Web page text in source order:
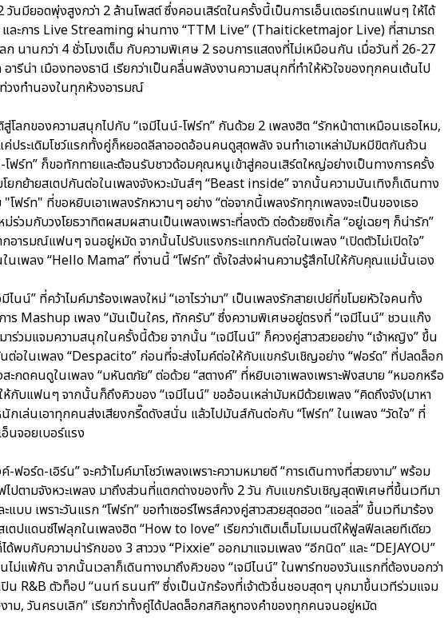
วันมียอดพุ่งสูงกว่า 2 ล้านโพสต์ ซึ่งคอนเสิร์ตในครั้งนี้เป็นการเอ็นเตอร์เทนแฟนๆ ให้ได้
ละการ Live Streaming ผ่านทาง “TTM Live” (Thaiticketmajor Live) ที่สามารถ
นานกว่า 4 ชั่วโมงเต็ม กับความพิเศษ 2 รอบการแสดงที่ไม่เหมือนกัน เมื่อวันที่ 26-27
รีน่า เมืองทองธานี เรียกว่าเป็นคลื่นพลังงานความสนุกที่ทำให้หัวใจของทุกคนเต้นไป
วงทำนองในทุกห้วงอารมณ์
สู่โลกของความสนุกไปกับ “เจมีไนน์-โฟร์ท” กันด้วย 2 เพลงฮิต “รักหน้าตาเหมือนเธอไหม,
ระเดิมโชว์แรกทั้งคู่ก็หยอดลีลาออดอ้อนคนดูสุดพลัง จนทำเอาเหล่ามัมหมีขิตกันถ้วน
-โฟร์ท” ก็ขอทักทายและต้อนรับชาวด้อมคุณหนูเข้าสู่คอนเสิร์ตใหญ่อย่างเป็นทางการครั้ง
โยกย้ายสเตปกันต่อในเพลงจังหวะมันส์ๆ “Beast inside” จากนั้นความบันเทิงก็เดินทาง
"โฟร์ท" ที่ขอหยิบเอาเพลงรักหวานๆ อย่าง “ต่อจากนี้เพลงรักทุกเพลงจะเป็นของเธอ
ร่วมกับวงโยธวาทิตผสมผสานเป็นเพลงเพราะที่ลงตัว ต่อด้วยซิงเกิ้ล “อยู่เฉยๆ ก็น่ารัก”
กอารมณ์แฟนๆ จนอยู่หมัด จากนั้นไปรับแรงกระแทกกันต่อในเพลง “เปิดตัวไม่เปิดใจ”
นเพลง “Hello Mama” ที่งานนี้ “โฟร์ท” ตั้งใจส่งผ่านความรู้สึกไปให้กับคุณแม่นั้นเอง
ไนน์” ที่คว้าไมค์มาร้องเพลงใหม่ “เอาไรว่ามา” เป็นเพลงรักสายเปย์ที่ขโมยหัวใจคนทั้ง
าร Mashup เพลง “มันเป็นใคร, ทักครับ” ซึ่งความพิเศษอยู่ตรงที่ “เจมีไนน์” ชวนแก๊ง
วมแจมความสนุกในครั้งนี้ด้วย จากนั้น “เจมีไนน์” ก็ควงคู่สาวสวยอย่าง “เจ้าหญิง” ขึ้น
นต่อในเพลง “Despacito” ก่อนที่จะส่งไมค์ต่อให้กับแขกรับเชิญอย่าง “ฟอร์ด” ที่ปลดล็อก
ะกดคนดูในเพลง “มหันตภัย” ต่อด้วย “สตางค์” ที่หยิบเอาเพลงเพราะฟังสบาย “หมอกหรือ
ห้กับแฟนๆ จากนั้นก็ถึงคิวของ “เจมีไนน์” ขออ้อนเหล่ามัมหมีด้วยเพลง “คิดถึงจัง(มาหา
นักเล่นเอาทุกคนส่งเสียงกรี๊ดดังสนั่น แล้วไปมันส์กันต่อกับ “โฟร์ท” ในเพลง “วัดใจ” ที่
นจอยเบอร์แรง
ฟอร์ด-เอิร์น” จะคว้าไมค์มาโชว์เพลงเพราะความหมายดี “การเดินทางที่สวยงาม” พร้อม
ปตามจังหวะเพลง มาถึงส่วนที่แตกต่างของทั้ง 2 วัน กับแขกรับเชิญสุดพิเศษที่ขึ้นเวทีมา
บ เพราะวันแรก “โฟร์ท” ขอทำเซอร์ไพรส์ควงคู่สาวสวยสุดฮอต “แอลลี่” ขึ้นเวทีมาร้อง
เตปแดนซ์ไฟลุกในเพลงฮิต “How to love” เรียกว่าเติมเต็มโมเมนต์ให้ฟูลฟีลเลยทีเดียว
ด้พบกับความน่ารักของ 3 สาววง “Pixxie” ออกมาแจมเพลง “อีกนิด” และ “DEJAYOU”
ไม่แพ้กัน จากนั้นเวลาก็เดินทางมาถึงคิวของ “เจมีไนน์” ในพาร์ทของวันแรกที่ต้องบอกว่า
ปิน R&B ตัวท็อป “นนท์ ธนนท์” ซึ่งเป็นนักร้องที่เจ้าตัวชื่นชอบสุดๆ บุกมาขึ้นเวทีร่วมแจม
าม, วันครบเลิก” เรียกว่าทั้งคู่ได้ปลดล็อกสกิลหูทองคำของทุกคนจนอยู่หมัด